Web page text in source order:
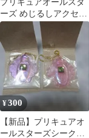
プリキュアオールスタ
ーズ めじるしアクセサ
リー キュアブラック
カードコミューン
¥300
【新品】プリキュアオ
ールスターズシークレ